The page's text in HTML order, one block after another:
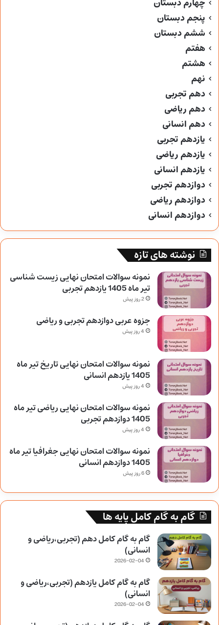
چهارم دبستان
پنجم دبستان
ششم دبستان
هفتم
هشتم
نهم
دهم تجربی
دهم ریاضی
دهم انسانی
یازدهم تجربی
یازدهم ریاضی
یازدهم انسانی
دوازدهم تجربی
دوازدهم ریاضی
دوازدهم انسانی
نوشته های تازه
نمونه سوالات امتحان نهایی زیست شناسی
تیر ماه 1405 یازدهم تجربی
2 روز پیش
جزوه عربی دوازدهم تجربی و ریاضی
4 روز پیش
نمونه سوالات امتحان نهایی تاریخ تیر ماه
1405 یازدهم انسانی
4 روز پیش
نمونه سوالات امتحان نهایی ریاضی تیر ماه
1405 دوازدهم تجربی
4 روز پیش
نمونه سوالات امتحان نهایی جغرافیا تیر ماه
1405 دوازدهم انسانی
6 روز پیش
گام به گام کامل پایه ها
گام به گام کامل دهم (تجربی،ریاضی و
انسانی)
2026-02-04
گام به گام کامل یازدهم (تجربی،ریاضی و
انسانی)
2026-02-04